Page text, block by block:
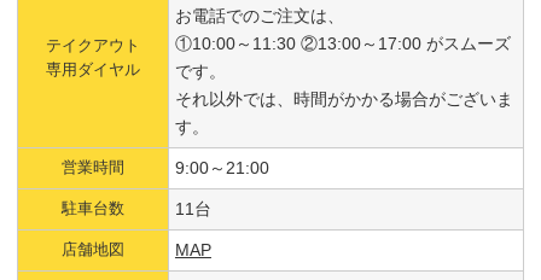
テイクアウト
専用ダイヤル
お電話でのご注文は、
①10:00～11:30 ②13:00～17:00 がスムーズ
です。
それ以外では、時間がかかる場合がございま
す。
営業時間 9:00～21:00
駐車台数 11台
店舗地図 MAP